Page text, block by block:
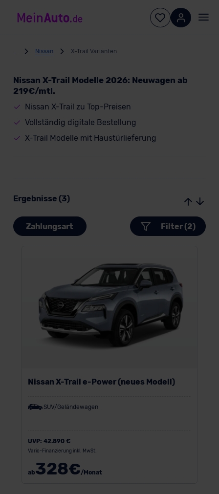
Nissan X-Trail Varianten
Nissan X-Trail Modelle 2026: Neuwagen ab
219€/mtl.
Nissan X-Trail zu Top-Preisen
Vollständig digitale Bestellung
X-Trail Modelle mit Haustürlieferung
Ergebnisse (3)
Zahlungsart Filter (2)
Nissan X-Trail e-Power (neues Modell)
SUV/Geländewagen
UVP: 42.890 €
Vario-Finanzierung inkl. MwSt.
ab328€/Monat